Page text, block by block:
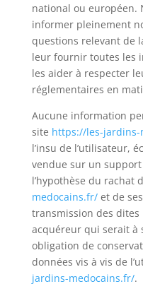
national ou européen.
informer pleinement
questions relevant de
leur fournir toutes les
les aider à respecter
réglementaires en
Aucune information
site https://les-
l’insu de l’utilisateur,
vendue sur un
l’hypothèse du rachat
medocains.fr/et de
transmission des dites
acquéreur qui serait à
obligation de
données vis à vis de
jardins-medocains.fr/.